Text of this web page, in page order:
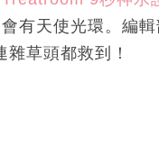
有天使光環。編
草頭都救到！